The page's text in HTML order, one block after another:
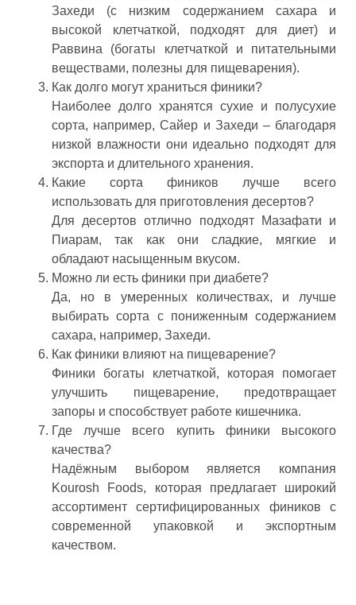
Захеди (с низким содержанием сахара и
высокой клетчаткой, подходят для диет) и
Раввина (богаты клетчаткой и питательными
веществами, полезны для пищеварения).
Как долго могут храниться финики?
Наиболее долго хранятся сухие и полусухие
сорта, например, Сайер и Захеди – благодаря
низкой влажности они идеально подходят для
экспорта и длительного хранения.
Какие сорта фиников лучше всего
использовать для приготовления десертов?
Для десертов отлично подходят Мазафати и
Пиарам, так как они сладкие, мягкие и
обладают насыщенным вкусом.
Можно ли есть финики при диабете?
Да, но в умеренных количествах, и лучше
выбирать сорта с пониженным содержанием
сахара, например, Захеди.
Как финики влияют на пищеварение?
Финики богаты клетчаткой, которая помогает
улучшить пищеварение, предотвращает
запоры и способствует работе кишечника.
Где лучше всего купить финики высокого
качества?
Надёжным выбором является компания
Kourosh Foods, которая предлагает широкий
ассортимент сертифицированных фиников с
современной упаковкой и экспортным
качеством.